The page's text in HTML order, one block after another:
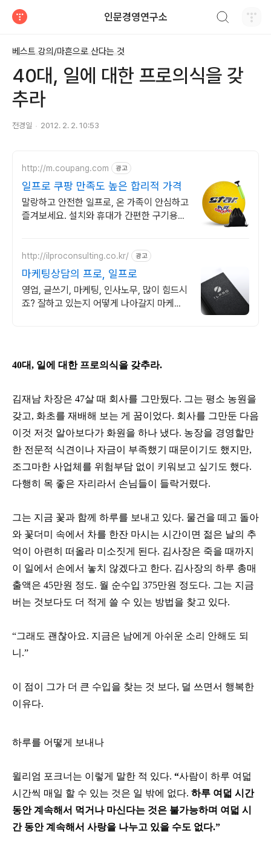
인문경영연구소
베스트 강의/마흔으로 산다는 것
40대, 일에 대한 프로의식을 갖
추라
전경일 2012. 2. 2. 10:53
http://m.coupang.com 광고
일프로 쿠팡 만족도 높은 합리적 가격
말랑하고 안전한 일프로, 온 가족이 안심하고
즐겨보세요. 설치와 휴대가 간편한 구기용품,
http://ilproconsulting.co.kr/ 광고
마케팅상담의 프로, 일프로
영업, 글쓰기, 마케팅, 인사노무, 많이 힘드시
죠? 잘하고 있는지 어떻게 나아갈지 마케팅
40대, 일에 대한 프로의식을 갖추라.
김재남 차장은 47살 때 회사를 그만뒀다. 그는 평소 농원을
갖고, 화초를 재배해 보는 게 꿈이었다. 회사를 그만둔 다음
이것 저것 알아보다가 화원을 하나 냈다. 농장을 경영할만
한 전문적 식견이나 자금이 부족했기 때문이기도 했지만,
조그마한 사업체를 위험부담 없이 키워보고 싶기도 했다.
다행히 목 좋은 자리라서 손님들이 들락거렸다.
그는 지금 꽃과 함께 하루를 보내고 있다. 물건을 떼고 돌아
와 꽃더미 속에서 차를 한잔 마시는 시간이면 젊은 날의 추
억이 아련히 떠올라 미소짓게 된다. 김사장은 죽을 때까지
이 일에서 손에서 놓치 않겠다고 한다. 김사장의 하루 총매
출액은 45만원 정도. 월 순수입 375만원 정도다. 그는 지금
버는 것보다도 더 적게 쓸 수 있는 방법을 찾고 있다.
“그래도 괜찮아요. 지금은 남에게 아쉬운 소리 안해도 되
니.”
이 점이 그가 더 큰 수입을 찾는 것 보다, 덜 쓰면서 행복한
이유다.
하루를 어떻게 보내나
윌리엄 포크너는 이렇게 말한 적 있다. “사람이 하루 여덟
시간씩 매일 할 수 있는 것은 일 밖에 없다. 하루 여덟 시간
동안 계속해서 먹거나 마신다는 것은 불가능하며 여덟 시
간 동안 계속해서 사랑을 나누고 있을 수도 없다.”